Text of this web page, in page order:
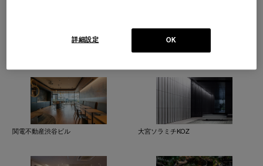
メトライズタワー大阪上本町
関電不動産渋谷ビル 大宮ソラミチKOZ
OK
詳細設定